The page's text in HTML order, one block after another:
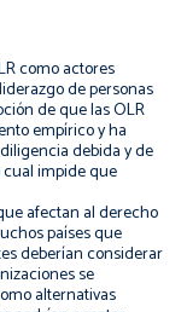
como actores
de personas
de que las OLR
empírico y ha
debida y de
impide que
afectan al derecho
países que
deberían considerar
se
alternativas